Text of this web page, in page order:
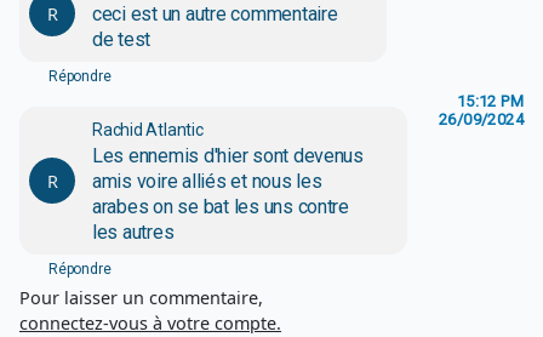
R
ceci est un autre commentaire
de test
Répondre
R
Rachid Atlantic
Les ennemis d'hier sont devenus
amis voire alliés et nous les
arabes on se bat les uns contre
les autres
15:12 PM
26/09/2024
Répondre
Pour laisser un commentaire,
connectez-vous à votre compte.